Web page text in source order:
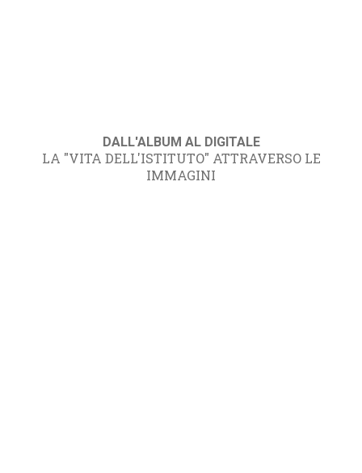
DALL'ALBUM AL DIGITALE
LA "VITA DELL'ISTITUTO" ATTRAVERSO LE
IMMAGINI